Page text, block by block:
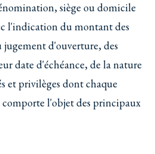
siège ou domicile
l'indication du montant des
jugement d'ouverture, des
date d'échéance, de la nature
et privilèges dont chaque
comporte l'objet des principaux